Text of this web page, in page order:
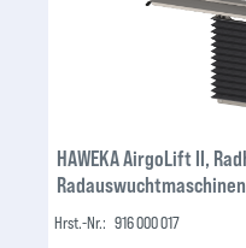
HAWEKA AirgoLift II,
Radauswuchtmaschinen
Hrst.-Nr.: 916 000 017